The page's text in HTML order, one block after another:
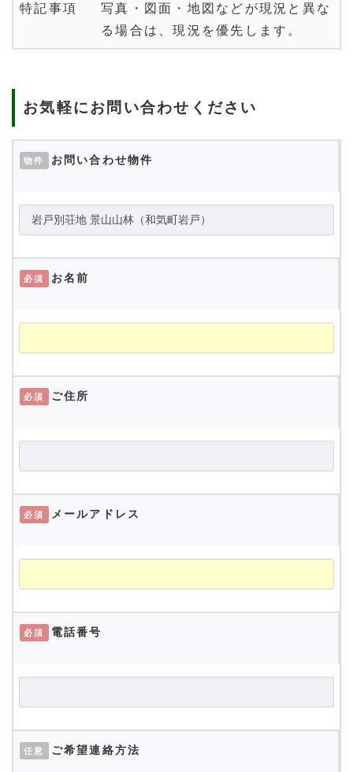
特記事項
写真・図面・地図などが現況と異な
る場合は、現況を優先します。
お気軽にお問い合わせください
物件 お問い合わせ物件
必須 お名前
必須 ご住所
必須 メールアドレス
必須 電話番号
任意 ご希望連絡方法